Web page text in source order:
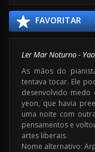
FAVORITAR
Ler Mar Noturno -
As mãos do
tentava tocar. Ele
desenvolvido
yeon, que havia
uma noite com
pensamentos e
artes liberais.
Nome alternativo: